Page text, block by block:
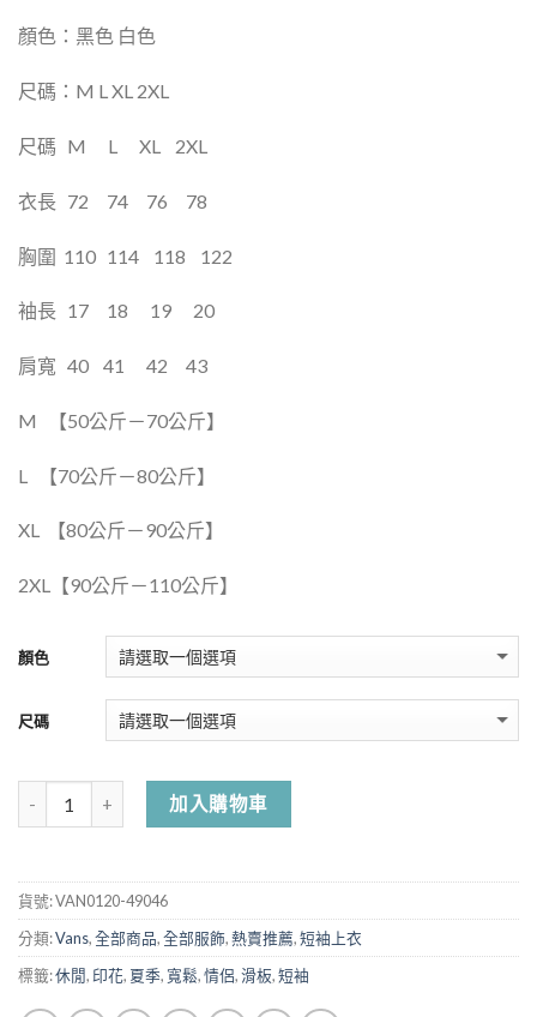
顏色：黑色 白色
尺碼：M L XL 2XL
尺碼 M L XL 2XL
衣長 72 74 76 78
胸圍 110 114 118 122
袖長 17 18 19 20
肩寬 40 41 42 43
M 【50公斤－70公斤】
L 【70公斤－80公斤】
XL 【80公斤－90公斤】
2XL【90公斤－110公斤】
顏色
尺碼
加入購物車
貨號:VAN0120-49046
分類:Vans,全部商品,全部服飾,熱賣推薦,短袖上衣
標籤:休閒, 印花, 夏季, 寬鬆,情侶,滑板,短袖